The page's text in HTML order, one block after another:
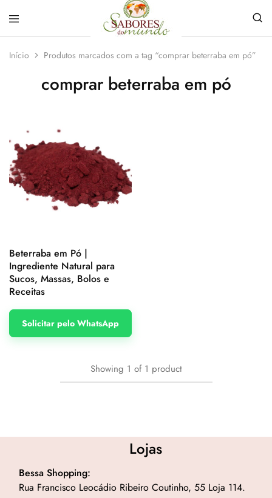
do
Mundo
loja
de
e
Especiarias
Início Produtos marcados com a tag “comprar beterraba em pó”
comprar beterraba em pó
Beterraba em Pó |
Ingrediente Natural para
Sucos, Massas, Bolos e
Receitas
Solicitar pelo WhatsApp
Showing 1 of 1 product
Lojas
Bessa Shopping:
Rua Francisco Leocádio Ribeiro Coutinho, 55 Loja 114.